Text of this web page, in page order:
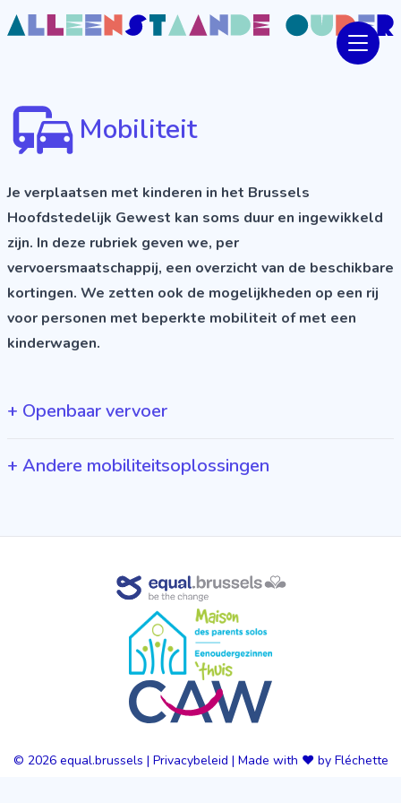
Mobiliteit
Je verplaatsen met kinderen in het Brussels
Hoofdstedelijk Gewest kan soms duur en ingewikkeld
zijn. In deze rubriek geven we, per
vervoersmaatschappij, een overzicht van de beschikbare
kortingen. We zetten ook de mogelijkheden op een rij
voor personen met beperkte mobiliteit of met een
kinderwagen.
+ Openbaar vervoer
+ Andere mobiliteitsoplossingen
© 2026 equal.brussels | Privacybeleid | Made with ❤️ by Fléchette